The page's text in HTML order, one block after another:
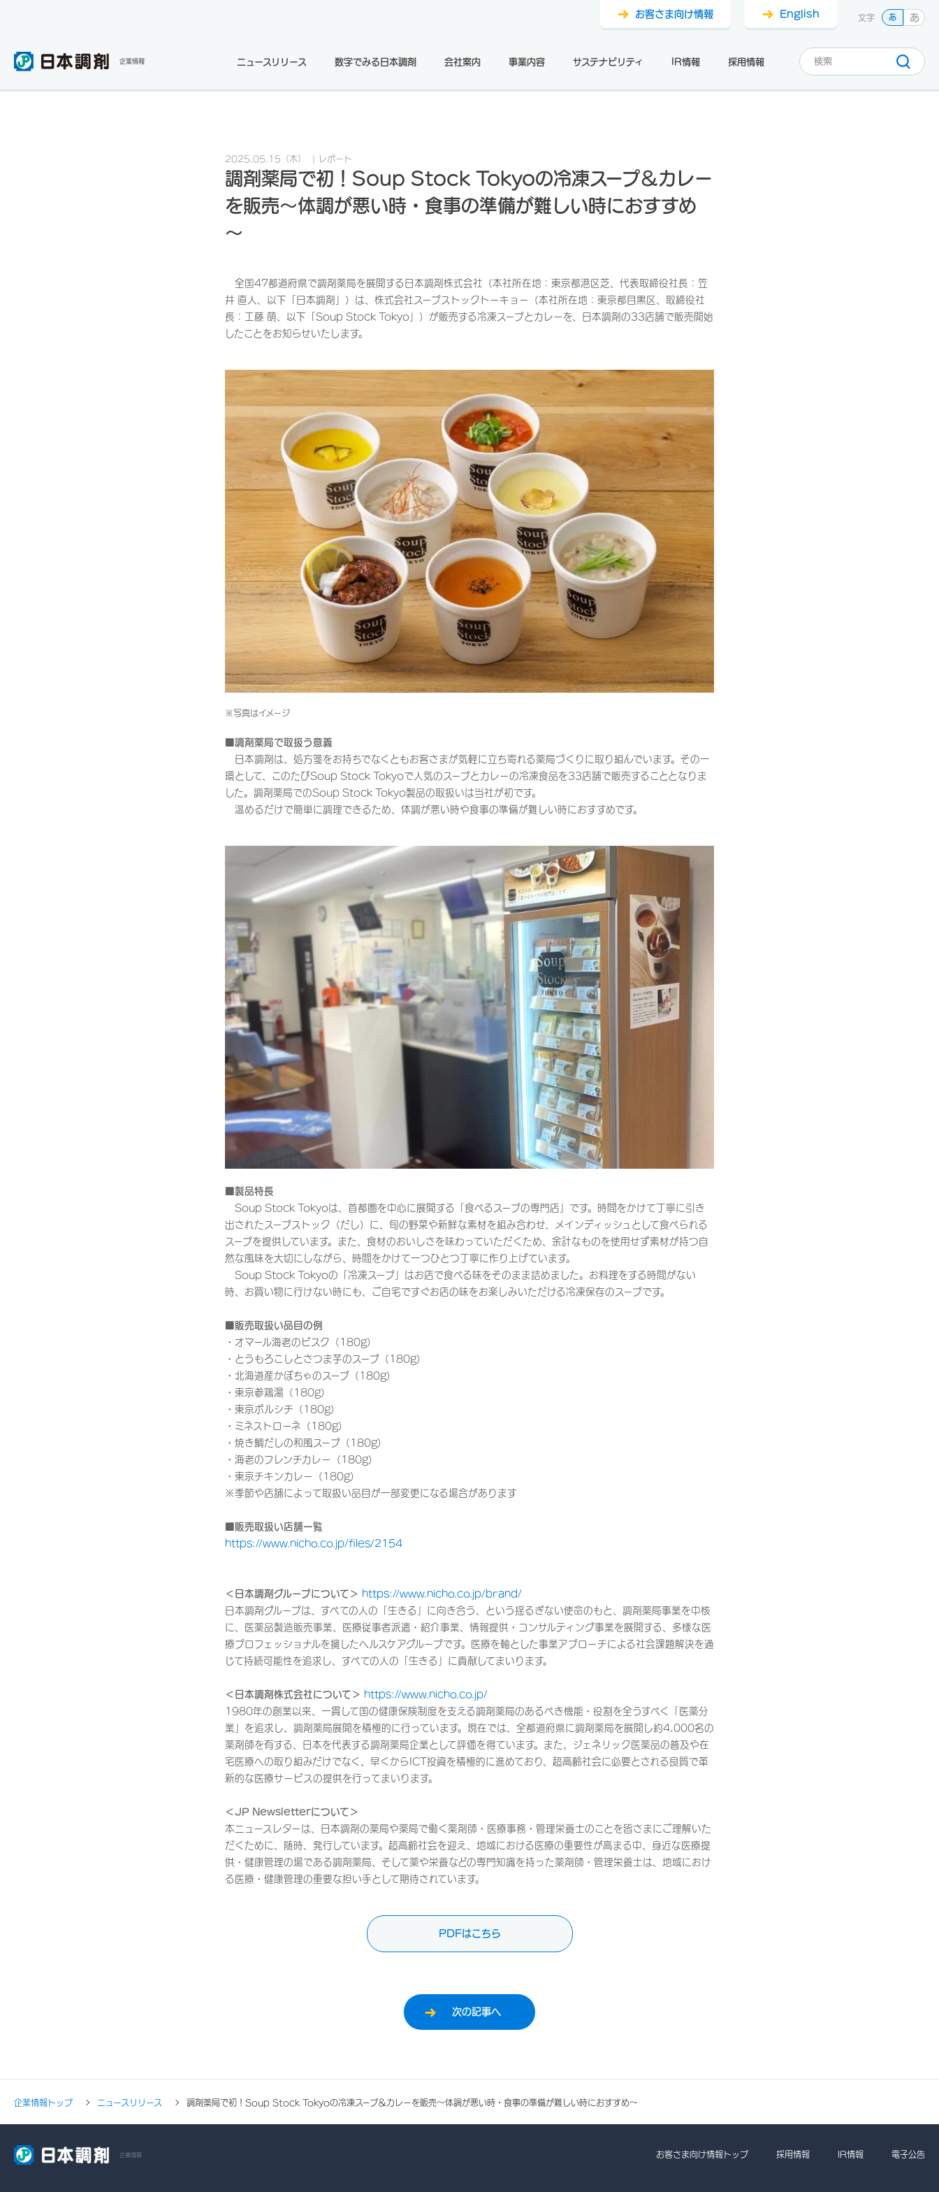
企業情報 ニュースリリース 数字でみる日本調剤 会社案内 事業内容 サステナビリティ IR情報 採用情報
お客さま向け情報 English 文字 あ あ
2025.05.15 （木） レポート
調剤薬局で初！Soup Stock Tokyoの冷凍スープ＆カレー
を販売～体調が悪い時・食事の準備が難しい時におすすめ
～
全国47都道府県で調剤薬局を展開する日本調剤株式会社（本社所在地：東京都港区芝、代表取締役社長：笠
井 直人、以下「日本調剤」）は、株式会社スープストックトーキョー（本社所在地：東京都目黒区、取締役社
長：工藤 萌、以下「Soup Stock Tokyo」）が販売する冷凍スープとカレーを、日本調剤の33店舗で販売開始
したことをお知らせいたします。
※写真はイメージ
■調剤薬局で取扱う意義
日本調剤は、処方箋をお持ちでなくともお客さまが気軽に立ち寄れる薬局づくりに取り組んでいます。その一
環として、このたびSoup Stock Tokyoで人気のスープとカレーの冷凍食品を33店舗で販売することとなりま
した。調剤薬局でのSoup Stock Tokyo製品の取扱いは当社が初です。
温めるだけで簡単に調理できるため、体調が悪い時や食事の準備が難しい時におすすめです。
■製品特長
Soup Stock Tokyoは、首都圏を中心に展開する「食べるスープの専門店」です。時間をかけて丁寧に引き
出されたスープストック（だし）に、旬の野菜や新鮮な素材を組み合わせ、メインディッシュとして食べられる
スープを提供しています。また、食材のおいしさを味わっていただくため、余計なものを使用せず素材が持つ自
然な風味を大切にしながら、時間をかけて一つひとつ丁寧に作り上げています。
Soup Stock Tokyoの「冷凍スープ」はお店で食べる味をそのまま詰めました。お料理をする時間がない
時、お買い物に行けない時にも、ご自宅ですぐお店の味をお楽しみいただける冷凍保存のスープです。
■販売取扱い品目の例
・オマール海老のビスク（180g）
・とうもろこしとさつま芋のスープ（180g）
・北海道産かぼちゃのスープ（180g）
・東京参鶏湯（180g）
・東京ボルシチ（180g）
・ミネストローネ（180g）
・焼き鯛だしの和風スープ（180g）
・海老のフレンチカレー（180g）
・東京チキンカレー（180g）
※季節や店舗によって取扱い品目が一部変更になる場合があります
■販売取扱い店舗一覧
https://www.nicho.co.jp/files/2154
＜日本調剤グループについて＞ https://www.nicho.co.jp/brand/
日本調剤グループは、すべての人の「生きる」に向き合う、という揺るぎない使命のもと、調剤薬局事業を中核
に、医薬品製造販売事業、医療従事者派遣・紹介事業、情報提供・コンサルティング事業を展開する、多様な医
療プロフェッショナルを擁したヘルスケアグループです。医療を軸とした事業アプローチによる社会課題解決を通
じて持続可能性を追求し、すべての人の「生きる」に貢献してまいります。
＜日本調剤株式会社について＞ https://www.nicho.co.jp/
1980年の創業以来、一貫して国の健康保険制度を支える調剤薬局のあるべき機能・役割を全うすべく「医薬分
業」を追求し、調剤薬局展開を積極的に行っています。現在では、全都道府県に調剤薬局を展開し約4,000名の
薬剤師を有する、日本を代表する調剤薬局企業として評価を得ています。また、ジェネリック医薬品の普及や在
宅医療への取り組みだけでなく、早くからICT投資を積極的に進めており、超高齢社会に必要とされる良質で革
新的な医療サービスの提供を行ってまいります。
＜JP Newsletterについて＞
本ニュースレターは、日本調剤の薬局や薬局で働く薬剤師・医療事務・管理栄養士のことを皆さまにご理解いた
だくために、随時、発行しています。超高齢社会を迎え、地域における医療の重要性が高まる中、身近な医療提
供・健康管理の場である調剤薬局、そして薬や栄養などの専門知識を持った薬剤師・管理栄養士は、地域におけ
る医療・健康管理の重要な担い手として期待されています。
PDFはこちら
次の記事へ
企業情報トップ ニュースリリース 調剤薬局で初！Soup Stock Tokyoの冷凍スープ＆カレーを販売～体調が悪い時・食事の準備が難しい時におすすめ～
企業情報 お客さま向け情報トップ 採用情報 IR情報 電子公告